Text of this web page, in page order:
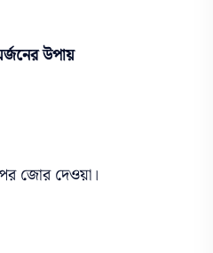
উপায়
জোর দেওয়া।